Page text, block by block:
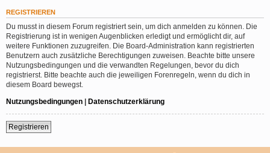
REGISTRIEREN
Du musst in diesem Forum registriert sein, um dich anmelden zu können. Die
Registrierung ist in wenigen Augenblicken erledigt und ermöglicht dir, auf
weitere Funktionen zuzugreifen. Die Board-Administration kann registrierten
Benutzern auch zusätzliche Berechtigungen zuweisen. Beachte bitte unsere
Nutzungsbedingungen und die verwandten Regelungen, bevor du dich
registrierst. Bitte beachte auch die jeweiligen Forenregeln, wenn du dich in
diesem Board bewegst.
Nutzungsbedingungen | Datenschutzerklärung
Registrieren